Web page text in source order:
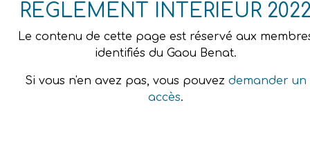
REGLEMENT INTERIEUR
Le contenu de cette page est réservé aux
identifiés du Gaou Benat.
Si vous n'en avez pas, vous pouvez demander un
accès.